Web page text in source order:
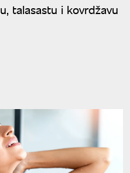
talasastu i kovrdžavu